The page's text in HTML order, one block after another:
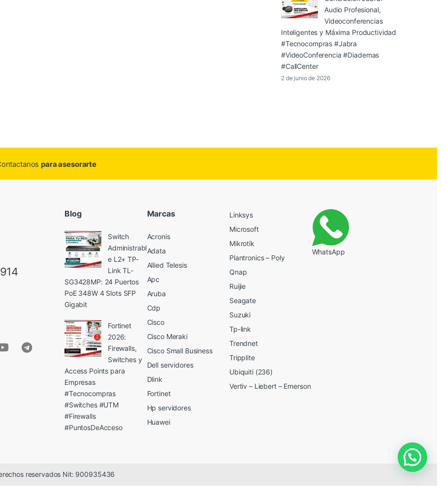
Audio Profesional,
Videoconferencias
Inteligentes y Máxima Productividad
#Tecnocompras #Jabra
#VideoConferencia #Diademas
#CallCenter
2 de junio de 2026
para asesorarte
Blog
Switch
Administrabl
e L2+ TP-
Link TL-
SG3428MP: 24 Puertos
PoE 348W 4 Slots SFP
Gigabit
Fortinet
2026:
Firewalls,
Switches y
Access Points para
Empresas
#Tecnocompras
#Switches #UTM
#Firewalls
#PuntosDeAcceso
Marcas
Acronis
Adata
Allied Telesis
Apc
Aruba
Cdp
Cisco
Cisco Meraki
Cisco Small Business
Dell servidores
Dlink
Fortinet
Hp servidores
Huawei
Linksys
Microsoft
Mikrotik
Plantronics – Poly
Qnap
Ruijie
Seagate
Suzuki
Tp-link
Trendnet
Tripplite
Ubiquiti (236)
Vertiv – Liebert – Emerson
WhatsApp
reservados Nit: 900935436